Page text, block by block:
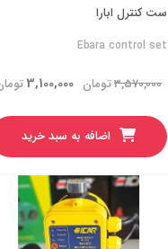
ست کنترل ابارا
Ebara control set
تومان3,570,000
3,100,000
اضافه به سبد خرید